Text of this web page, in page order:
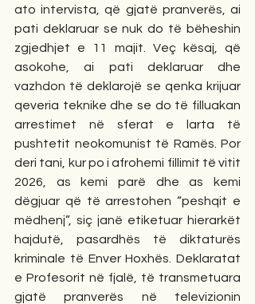
ato intervista, që gjatë pranverës, ai
pati deklaruar se nuk do të bëheshin
zgjedhjet e 11 majit. Veç kësaj, që
asokohe, ai pati deklaruar dhe
vazhdon të deklarojë se qenka krijuar
qeveria teknike dhe se do të filluakan
arrestimet në sferat e larta të
pushtetit neokomunist të Ramës. Por
deri tani, kur po i afrohemi fillimit të vitit
2026, as kemi parë dhe as kemi
dëgjuar që të arrestohen “peshqit e
mëdhenj”, siç janë etiketuar hierarkët
hajdutë, pasardhës të diktaturës
kriminale të Enver Hoxhës. Deklaratat
e Profesorit në fjalë, të transmetuara
gjatë pranverës në televizionin